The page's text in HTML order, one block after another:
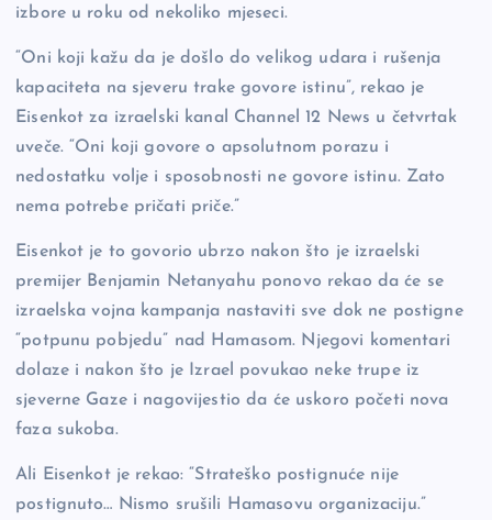
izbore u roku od nekoliko mjeseci.
“Oni koji kažu da je došlo do velikog udara i rušenja
kapaciteta na sjeveru trake govore istinu”, rekao je
Eisenkot za izraelski kanal Channel 12 News u četvrtak
uveče. “Oni koji govore o apsolutnom porazu i
nedostatku volje i sposobnosti ne govore istinu. Zato
nema potrebe pričati priče.”
Eisenkot je to govorio ubrzo nakon što je izraelski
premijer Benjamin Netanyahu ponovo rekao da će se
izraelska vojna kampanja nastaviti sve dok ne postigne
“potpunu pobjedu” nad Hamasom. Njegovi komentari
dolaze i nakon što je Izrael povukao neke trupe iz
sjeverne Gaze i nagovijestio da će uskoro početi nova
faza sukoba.
Ali Eisenkot je rekao: “Strateško postignuće nije
postignuto… Nismo srušili Hamasovu organizaciju.”